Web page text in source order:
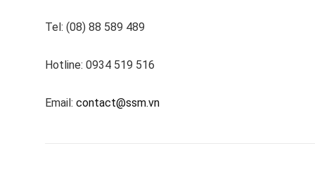
Tel: (08) 88 589 489
Hotline: 0934 519 516
Email: contact@ssm.vn